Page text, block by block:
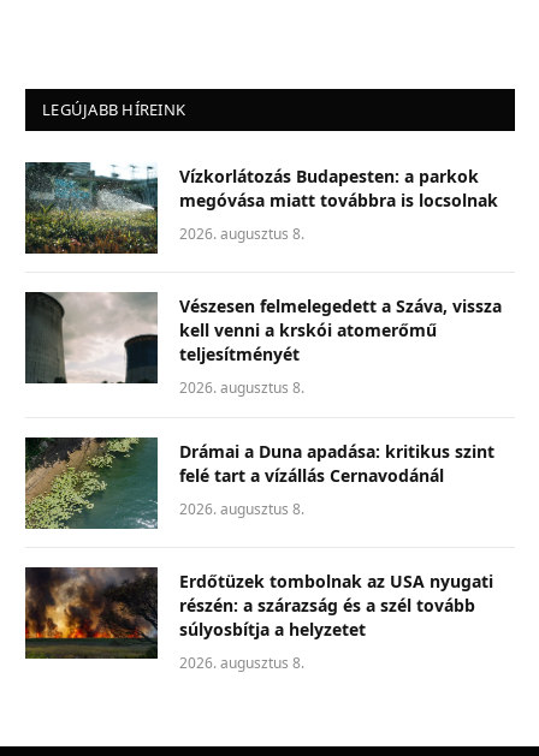
LEGÚJABB HÍREINK
Vízkorlátozás Budapesten: a parkok
megóvása miatt továbbra is locsolnak
2026. augusztus 8.
Vészesen felmelegedett a Száva, vissza
kell venni a krskói atomerőmű
teljesítményét
2026. augusztus 8.
Drámai a Duna apadása: kritikus szint
felé tart a vízállás Cernavodánál
2026. augusztus 8.
Erdőtüzek tombolnak az USA nyugati
részén: a szárazság és a szél tovább
súlyosbítja a helyzetet
2026. augusztus 8.